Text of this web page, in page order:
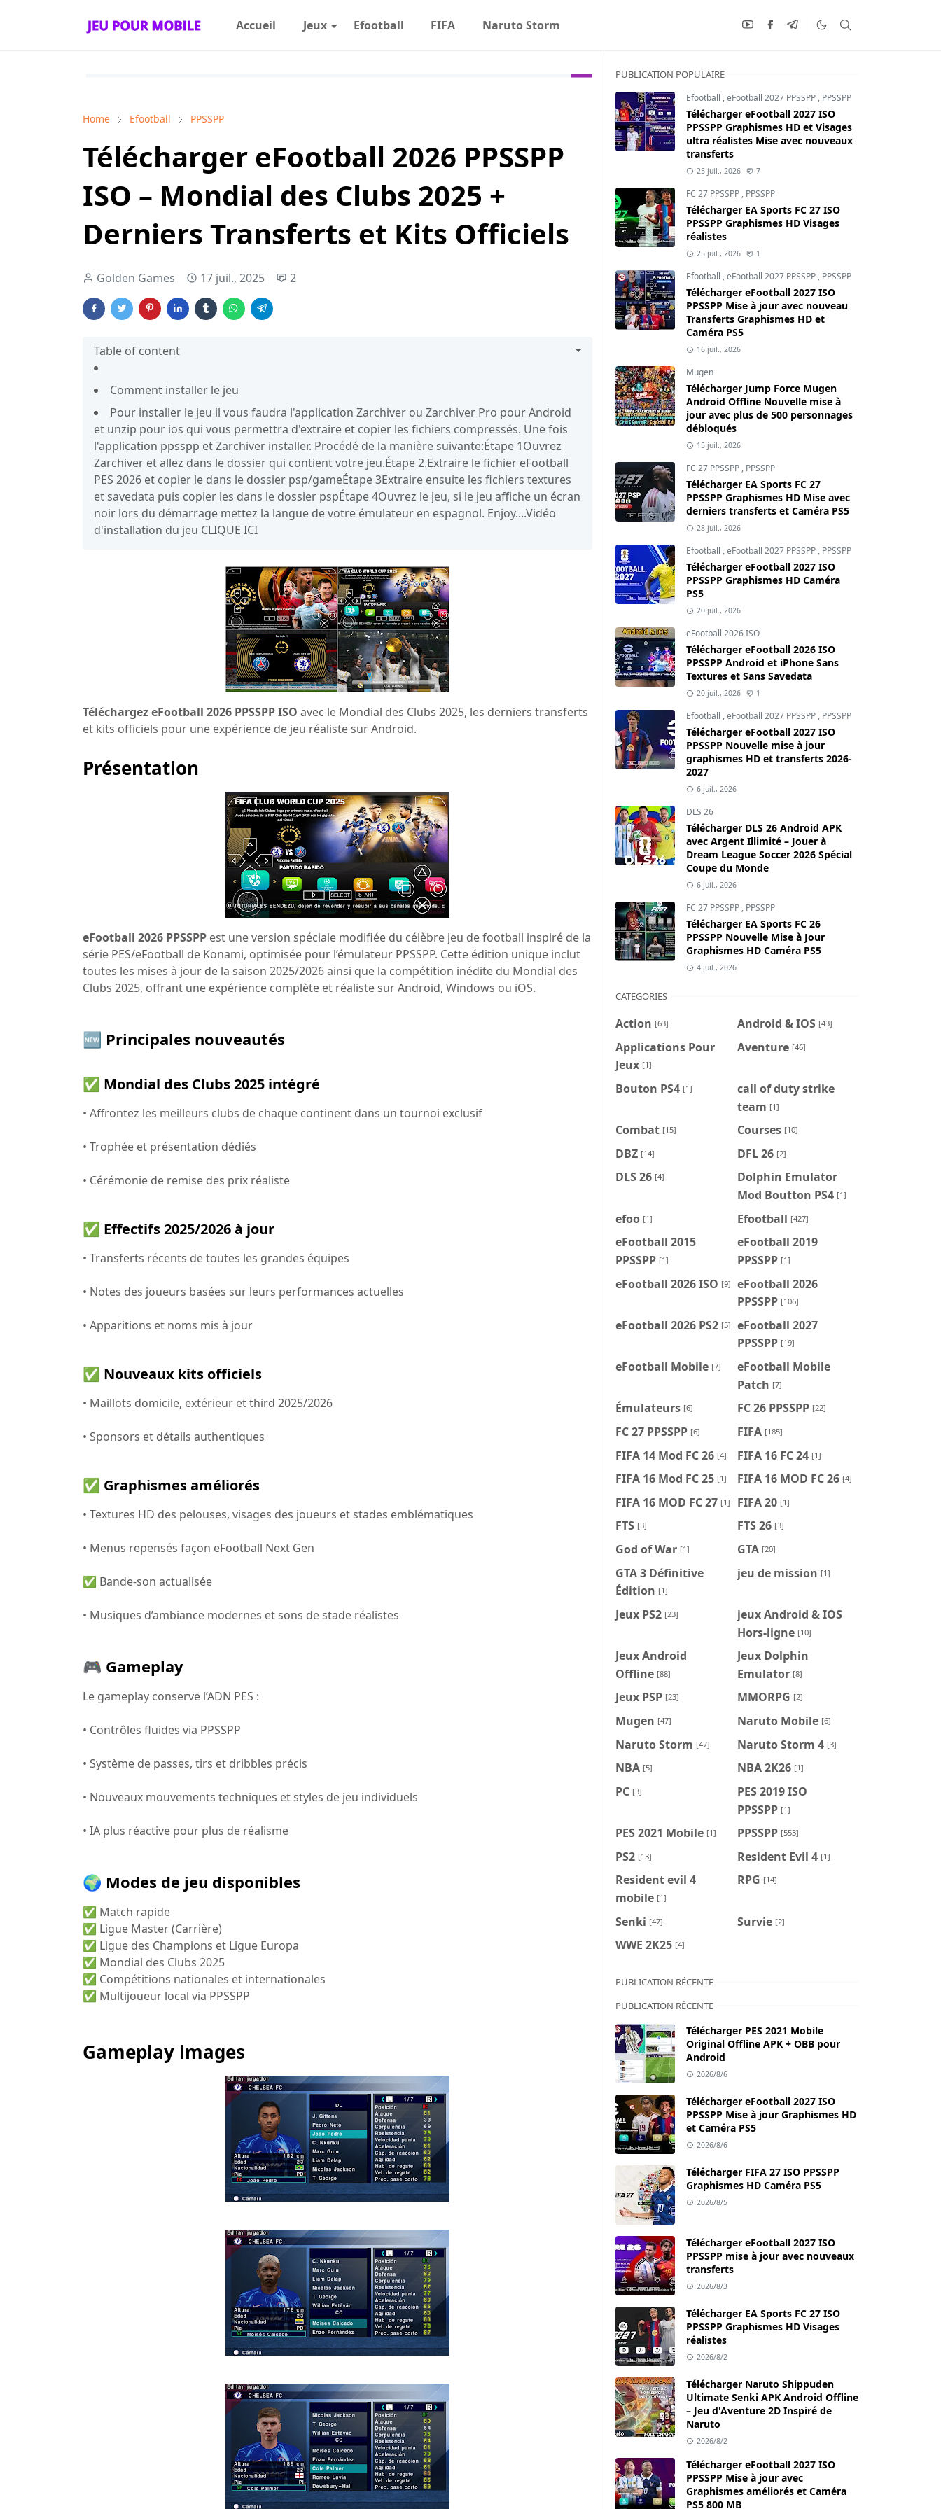
Accueil Jeux Efootball FIFA Naruto Storm
Home Efootball PPSSPP
Télécharger eFootball 2026 PPSSPP
ISO – Mondial des Clubs 2025 +
Derniers Transferts et Kits Officiels
Golden Games 17 juil., 2025 2
Table of content
Comment installer le jeu
Pour installer le jeu il vous faudra l'application Zarchiver ou Zarchiver Pro pour Android
et unzip pour ios qui vous permettra d'extraire et copier les fichiers compressés. Une fois
l'application ppsspp et Zarchiver installer. Procédé de la manière suivante:Étape 1Ouvrez
Zarchiver et allez dans le dossier qui contient votre jeu.Étape 2.Extraire le fichier eFootball
PES 2026 et copier le dans le dossier psp/gameÉtape 3Extraire ensuite les fichiers textures
et savedata puis copier les dans le dossier pspÉtape 4Ouvrez le jeu, si le jeu affiche un écran
noir lors du démarrage mettez la langue de votre émulateur en espagnol. Enjoy....Vidéo
d'installation du jeu CLIQUE ICI
Téléchargez eFootball 2026 PPSSPP ISO avec le Mondial des Clubs 2025, les derniers transferts
et kits officiels pour une expérience de jeu réaliste sur Android.
Présentation
eFootball 2026 PPSSPP est une version spéciale modifiée du célèbre jeu de football inspiré de la
série PES/eFootball de Konami, optimisée pour l’émulateur PPSSPP. Cette édition unique inclut
toutes les mises à jour de la saison 2025/2026 ainsi que la compétition inédite du Mondial des
Clubs 2025, offrant une expérience complète et réaliste sur Android, Windows ou iOS.
🆕 Principales nouveautés
✅ Mondial des Clubs 2025 intégré
• Affrontez les meilleurs clubs de chaque continent dans un tournoi exclusif
• Trophée et présentation dédiés
• Cérémonie de remise des prix réaliste
✅ Effectifs 2025/2026 à jour
• Transferts récents de toutes les grandes équipes
• Notes des joueurs basées sur leurs performances actuelles
• Apparitions et noms mis à jour
✅ Nouveaux kits officiels
• Maillots domicile, extérieur et third 2025/2026
• Sponsors et détails authentiques
✅ Graphismes améliorés
• Textures HD des pelouses, visages des joueurs et stades emblématiques
• Menus repensés façon eFootball Next Gen
✅ Bande-son actualisée
• Musiques d’ambiance modernes et sons de stade réalistes
🎮 Gameplay
Le gameplay conserve l’ADN PES :
• Contrôles fluides via PPSSPP
• Système de passes, tirs et dribbles précis
• Nouveaux mouvements techniques et styles de jeu individuels
• IA plus réactive pour plus de réalisme
🌍 Modes de jeu disponibles
✅ Match rapide
✅ Ligue Master (Carrière)
✅ Ligue des Champions et Ligue Europa
✅ Mondial des Clubs 2025
✅ Compétitions nationales et internationales
✅ Multijoueur local via PPSSPP
Gameplay images
PUBLICATION POPULAIRE
Efootball ,eFootball 2027 PPSSPP , PPSSPP
Télécharger eFootball 2027 ISO
PPSSPP Graphismes HD et Visages
ultra réalistes Mise avec nouveaux
transferts
25 juil., 2026 7
FC 27 PPSSPP , PPSSPP
Télécharger EA Sports FC 27 ISO
PPSSPP Graphismes HD Visages
réalistes
25 juil., 2026 1
Efootball ,eFootball 2027 PPSSPP , PPSSPP
Télécharger eFootball 2027 ISO
PPSSPP Mise à jour avec nouveau
Transferts Graphismes HD et
Caméra PS5
16 juil., 2026
Mugen
Télécharger Jump Force Mugen
Android Offline Nouvelle mise à
jour avec plus de 500 personnages
débloqués
15 juil., 2026
FC 27 PPSSPP , PPSSPP
Télécharger EA Sports FC 27
PPSSPP Graphismes HD Mise avec
derniers transferts et Caméra PS5
28 juil., 2026
Efootball ,eFootball 2027 PPSSPP , PPSSPP
Télécharger eFootball 2027 ISO
PPSSPP Graphismes HD Caméra
PS5
20 juil., 2026
eFootball 2026 ISO
Télécharger eFootball 2026 ISO
PPSSPP Android et iPhone Sans
Textures et Sans Savedata
20 juil., 2026 1
Efootball ,eFootball 2027 PPSSPP , PPSSPP
Télécharger eFootball 2027 ISO
PPSSPP Nouvelle mise à jour
graphismes HD et transferts 2026-
2027
6 juil., 2026
DLS 26
Télécharger DLS 26 Android APK
avec Argent Illimité – Jouer à
Dream League Soccer 2026 Spécial
Coupe du Monde
6 juil., 2026
FC 27 PPSSPP , PPSSPP
Télécharger EA Sports FC 26
PPSSPP Nouvelle Mise à Jour
Graphismes HD Caméra PS5
4 juil., 2026
CATEGORIES
Action [63] Android & IOS [43]
Applications Pour
Jeux [1]
Aventure [46]
Bouton PS4 [1]
call of duty strike
team [1]
Combat [15] Courses [10]
DBZ [14] DFL 26 [2]
DLS 26 [4]
Dolphin Emulator
Mod Boutton PS4 [1]
efoo [1] Efootball [427]
eFootball 2015
PPSSPP [1]
eFootball 2019
PPSSPP [1]
eFootball 2026 ISO [9]
eFootball 2026
PPSSPP [106]
eFootball 2026 PS2 [5]
eFootball 2027
PPSSPP [19]
eFootball Mobile [7]
eFootball Mobile
Patch [7]
Émulateurs [6] FC 26 PPSSPP [22]
FC 27 PPSSPP [6] FIFA [185]
FIFA 14 Mod FC 26 [4] FIFA 16 FC 24 [1]
FIFA 16 Mod FC 25 [1] FIFA 16 MOD FC 26 [4]
FIFA 16 MOD FC 27 [1] FIFA 20 [1]
FTS [3] FTS 26 [3]
God of War [1] GTA [20]
GTA 3 Définitive
Édition [1]
jeu de mission [1]
Jeux PS2 [23]
jeux Android & IOS
Hors-ligne [10]
Jeux Android
Offline [88]
Jeux Dolphin
Emulator [8]
Jeux PSP [23] MMORPG [2]
Mugen [47] Naruto Mobile [6]
Naruto Storm [47] Naruto Storm 4 [3]
NBA [5] NBA 2K26 [1]
PC [3]
PES 2019 ISO
PPSSPP [1]
PES 2021 Mobile [1] PPSSPP [553]
PS2 [13] Resident Evil 4 [1]
Resident evil 4
mobile [1]
RPG [14]
Senki [47] Survie [2]
WWE 2K25 [4]
PUBLICATION RÉCENTE
PUBLICATION RÉCENTE
Télécharger PES 2021 Mobile
Original Offline APK + OBB pour
Android
2026/8/6
Télécharger eFootball 2027 ISO
PPSSPP Mise à jour Graphismes HD
et Caméra PS5
2026/8/6
Télécharger FIFA 27 ISO PPSSPP
Graphismes HD Caméra PS5
2026/8/5
Télécharger eFootball 2027 ISO
PPSSPP mise à jour avec nouveaux
transferts
2026/8/3
Télécharger EA Sports FC 27 ISO
PPSSPP Graphismes HD Visages
réalistes
2026/8/2
Télécharger Naruto Shippuden
Ultimate Senki APK Android Offline
– Jeu d'Aventure 2D Inspiré de
Naruto
2026/8/2
Télécharger eFootball 2027 ISO
PPSSPP Mise à jour avec
Graphismes améliorés et Caméra
PS5 800 MB